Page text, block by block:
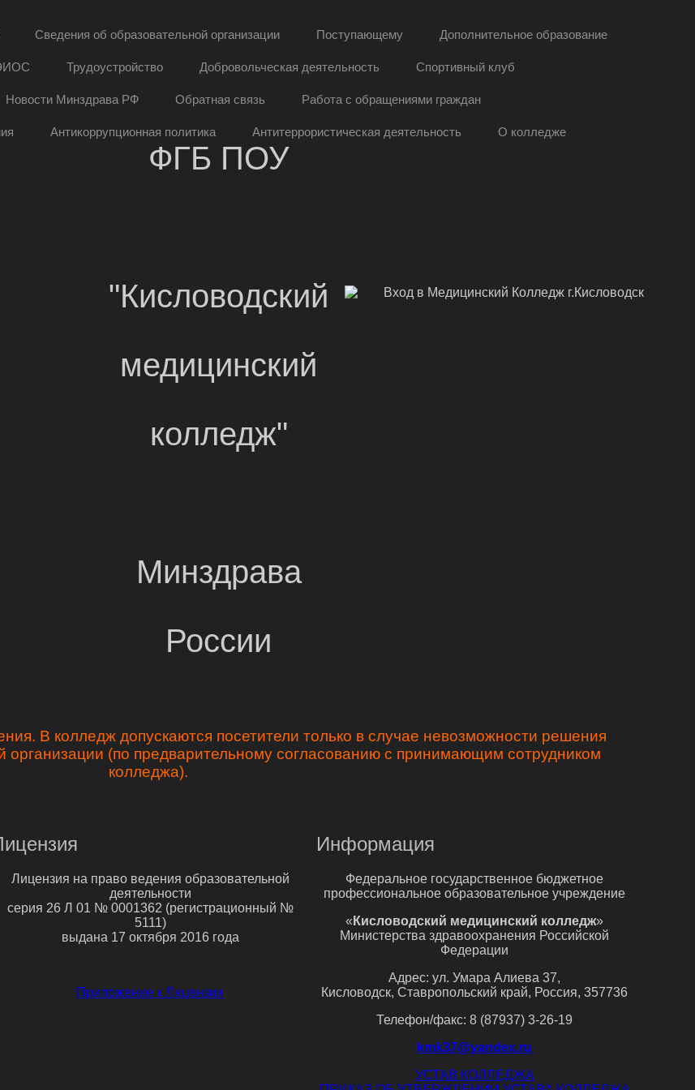
Сведения об образовательной организации Поступающему Дополнительное образование
Трудоустройство Добровольческая деятельность Спортивный клуб
Новости Минздрава РФ Обратная связь Работа с обращениями граждан
Антикоррупционная политика Антитеррористическая деятельность О колледже
ФГБ ПОУ
"Кисловодский
медицинский
колледж"
Минздрава
России
В колледж допускаются посетители только в случае невозможности решения
организации (по предварительному согласованию с принимающим сотрудником
колледжа).
Лицензия на право ведения образовательной
деятельности
серия 26 Л 01 № 0001362 (регистрационный №
5111)
выдана 17 октября 2016 года
Приложение к Лицензии
Информация
Федеральное государственное бюджетное
профессиональное образовательное учреждение
« Кисловодский медицинский колледж»
Министерства здравоохранения Российской
Федерации
Адрес: ул. Умара Алиева 37,
Кисловодск, Ставропольский край, Россия, 357736
Телефон/факс: 8 (87937) 3-26-19
kmk37@yandex.ru
УСТАВ КОЛЛЕДЖА